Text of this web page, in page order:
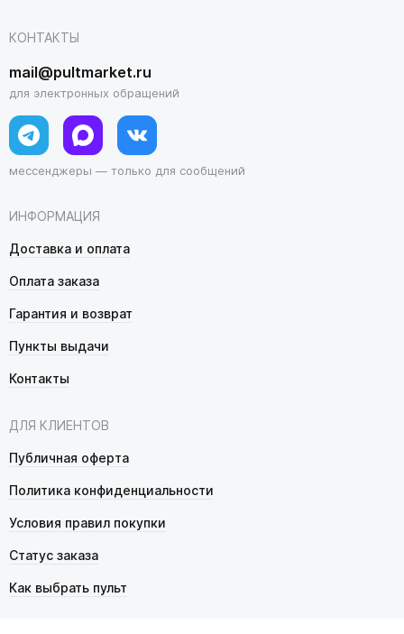
ИНФОРМАЦИЯ
Доставка и оплата
Оплата заказа
Гарантия и возврат
Пункты выдачи
Контакты
ДЛЯ КЛИЕНТОВ
Публичная оферта
Политика конфиденциальности
Условия правил покупки
Статус заказа
Как выбрать пульт
КОНТАКТЫ
mail@pultmarket.ru
для электронных обращений
мессенджеры — только для сообщений